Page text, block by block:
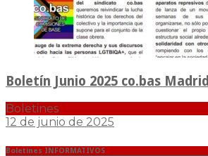
Boletín Junio 2025 co.bas Madrid
Boletines
12 de junio de 2025
Boletines INFORMATIVOS